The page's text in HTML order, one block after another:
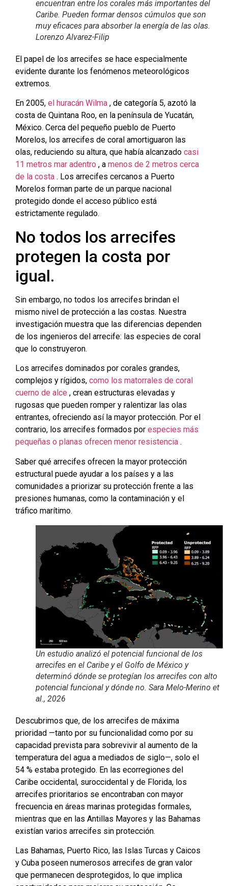
encuentran entre los corales más importantes del
Caribe. Pueden formar densos cúmulos que son
muy eficaces para absorber la energía de las olas.
Lorenzo Alvarez-Filip
El papel de los arrecifes se hace especialmente
evidente durante los fenómenos meteorológicos
extremos.
En 2005, el huracán Wilma , de categoría 5, azotó la
costa de Quintana Roo, en la península de Yucatán,
México. Cerca del pequeño pueblo de Puerto
Morelos, los arrecifes de coral amortiguaron las
olas, reduciendo su altura, que había alcanzado casi
11 metros mar adentro , a menos de 2 metros cerca
de la costa . Los arrecifes cercanos a Puerto
Morelos forman parte de un parque nacional
protegido donde el acceso público está
estrictamente regulado.
No todos los arrecifes
protegen la costa por
igual.
Sin embargo, no todos los arrecifes brindan el
mismo nivel de protección a las costas. Nuestra
investigación muestra que las diferencias dependen
de los ingenieros del arrecife: las especies de coral
que lo construyeron.
Los arrecifes dominados por corales grandes,
complejos y rígidos, como los matorrales de coral
cuerno de alce , crean estructuras elevadas y
rugosas que pueden romper y ralentizar las olas
entrantes, ofreciendo así la mayor protección. Por el
contrario, los arrecifes formados por especies más
pequeñas o planas ofrecen menor resistencia .
Saber qué arrecifes ofrecen la mayor protección
estructural puede ayudar a los países y a las
comunidades a priorizar su protección frente a las
presiones humanas, como la contaminación y el
tráfico marítimo.
Un estudio analizó el potencial funcional de los
arrecifes en el Caribe y el Golfo de México y
determinó dónde se protegían los arrecifes con alto
potencial funcional y dónde no. Sara Melo-Merino et
al., 2026
Descubrimos que, de los arrecifes de máxima
prioridad —tanto por su funcionalidad como por su
capacidad prevista para sobrevivir al aumento de la
temperatura del agua a mediados de siglo—, solo el
54 % estaba protegido. En las ecorregiones del
Caribe occidental, suroccidental y de Florida, los
arrecifes prioritarios se encontraban con mayor
frecuencia en áreas marinas protegidas formales,
mientras que en las Antillas Mayores y las Bahamas
existían varios arrecifes sin protección.
Las Bahamas, Puerto Rico, las Islas Turcas y Caicos
y Cuba poseen numerosos arrecifes de gran valor
que permanecen desprotegidos, lo que implica